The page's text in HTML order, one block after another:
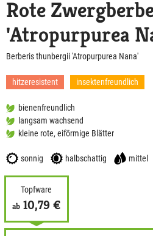
Rote
'Atropurpurea
Berberis thunbergii 'Atropurpurea Nana'
hitzeresistent insektenfreundlich
bienenfreundlich
langsam wachsend
kleine rote, eiförmige Blätter
sonnig halbschattig mittel
Topfware
ab 10,79 €